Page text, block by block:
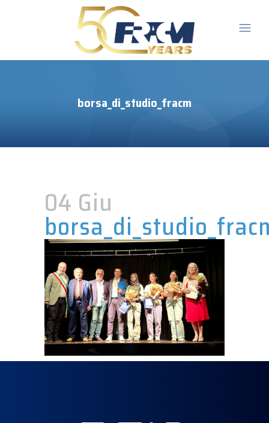
borsa_di_studio_fracm
04 Giu